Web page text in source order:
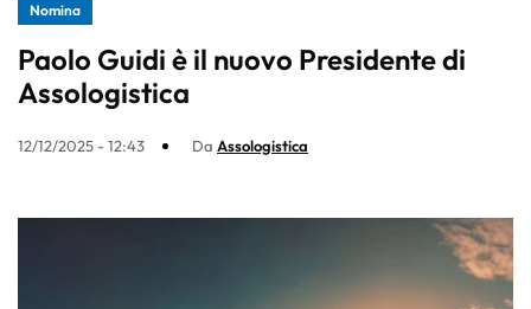
Nomina
Paolo Guidi è il nuovo Presidente di
Assologistica
12/12/2025 - 12:43 Da Assologistica